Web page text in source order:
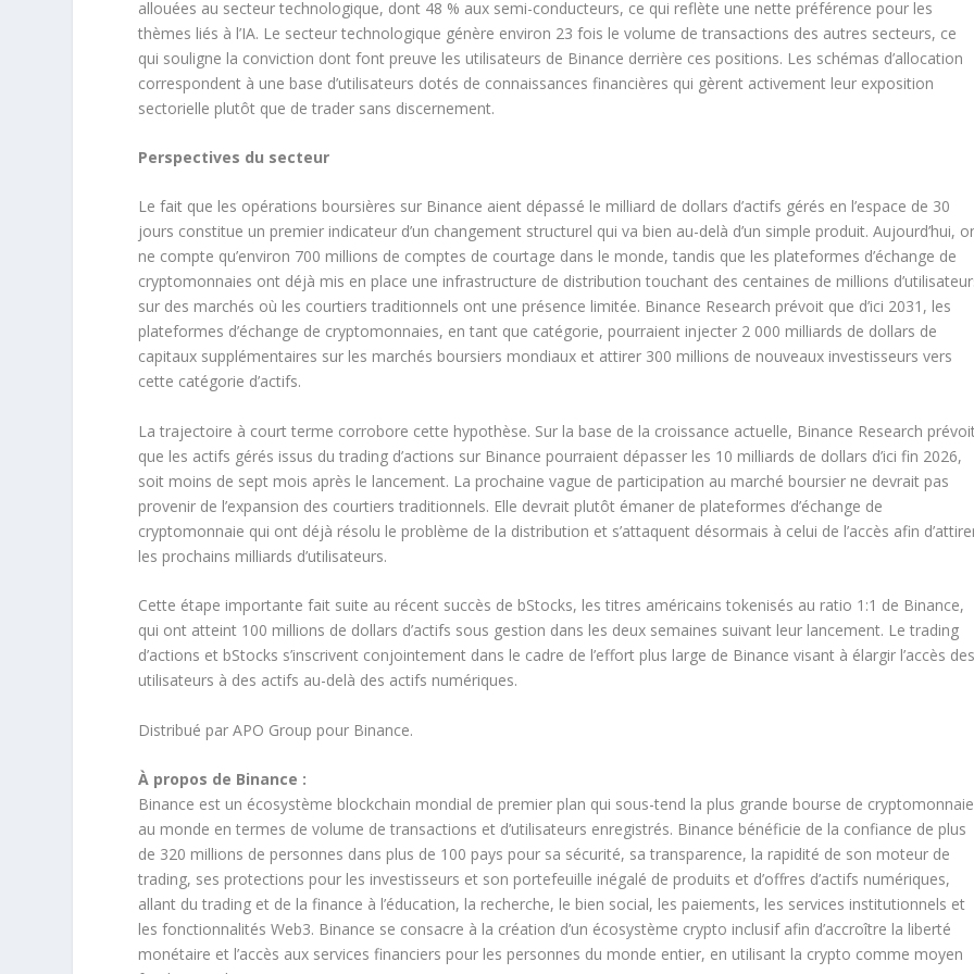
allouées au secteur technologique, dont 48 % aux semi-conducteurs, ce qui reflète une nette préférence pour les
thèmes liés à l’IA. Le secteur technologique génère environ 23 fois le volume de transactions des autres secteurs, ce
qui souligne la conviction dont font preuve les utilisateurs de Binance derrière ces positions. Les schémas d’allocation
correspondent à une base d’utilisateurs dotés de connaissances financières qui gèrent activement leur exposition
sectorielle plutôt que de trader sans discernement.
Perspectives du secteur
Le fait que les opérations boursières sur Binance aient dépassé le milliard de dollars d’actifs gérés en l’espace de 30
jours constitue un premier indicateur d’un changement structurel qui va bien au-delà d’un simple produit. Aujourd’hui,
ne compte qu’environ 700 millions de comptes de courtage dans le monde, tandis que les plateformes d’échange de
cryptomonnaies ont déjà mis en place une infrastructure de distribution touchant des centaines de millions
sur des marchés où les courtiers traditionnels ont une présence limitée. Binance Research prévoit que d’ici 2031, les
plateformes d’échange de cryptomonnaies, en tant que catégorie, pourraient injecter 2 000 milliards de dollars de
capitaux supplémentaires sur les marchés boursiers mondiaux et attirer 300 millions de nouveaux investisseurs vers
cette catégorie d’actifs.
La trajectoire à court terme corrobore cette hypothèse. Sur la base de la croissance actuelle, Binance Research
que les actifs gérés issus du trading d’actions sur Binance pourraient dépasser les 10 milliards de dollars d’ici fin 2026,
soit moins de sept mois après le lancement. La prochaine vague de participation au marché boursier ne devrait pas
provenir de l’expansion des courtiers traditionnels. Elle devrait plutôt émaner de plateformes d’échange de
cryptomonnaie qui ont déjà résolu le problème de la distribution et s’attaquent désormais à celui de l’accès afin
les prochains milliards d’utilisateurs.
Cette étape importante fait suite au récent succès de bStocks, les titres américains tokenisés au ratio 1:1 de Binance,
qui ont atteint 100 millions de dollars d’actifs sous gestion dans les deux semaines suivant leur lancement. Le trading
d’actions et bStocks s’inscrivent conjointement dans le cadre de l’effort plus large de Binance visant à élargir l’accès des
utilisateurs à des actifs au-delà des actifs numériques.
Distribué par APO Group pour Binance.
À propos de Binance :
Binance est un écosystème blockchain mondial de premier plan qui sous-tend la plus grande bourse de cryptomonnaie
au monde en termes de volume de transactions et d’utilisateurs enregistrés. Binance bénéficie de la confiance de plus
de 320 millions de personnes dans plus de 100 pays pour sa sécurité, sa transparence, la rapidité de son moteur de
trading, ses protections pour les investisseurs et son portefeuille inégalé de produits et d’offres d’actifs numériques,
allant du trading et de la finance à l’éducation, la recherche, le bien social, les paiements, les services institutionnels et
les fonctionnalités Web3. Binance se consacre à la création d’un écosystème crypto inclusif afin d’accroître la liberté
monétaire et l’accès aux services financiers pour les personnes du monde entier, en utilisant la crypto comme moyen